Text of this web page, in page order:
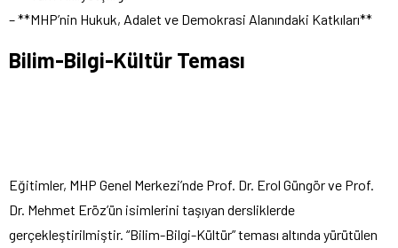
– **MHP’nin Hukuk, Adalet ve Demokrasi Alanındaki Katkıları**
Bilim-Bilgi-Kültür Teması
Eğitimler, MHP Genel Merkezi’nde Prof. Dr. Erol Güngör ve Prof.
Dr. Mehmet Eröz’ün isimlerini taşıyan dersliklerde
gerçekleştirilmiştir. “Bilim-Bilgi-Kültür” teması altında yürütülen